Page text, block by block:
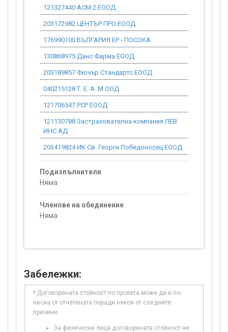
121327440 АСМ 2 ЕООД
203172982 ЦЕНТЪР ПРО ЕООД
176990100 БЪЛГАРИЯ ЕР - ПОСОКА
130868975 Данс Фарма ЕООД
203189857 Фючър Стандартс ЕООД
040215128 Т. Е. А. М ООД
121706547 РСР ЕООД
121130788 Застрахователна компания ЛЕВ
ИНС АД
203419824 ИК Св. Георги Победоносец ЕООД
Подизпълнители
Няма
Членове на обединение
Няма
Забележки:
* Договорената стойност по проекта може да е по-
ниска от отчетената поради някоя от следните
причини:
За физически лица договорената стойност не